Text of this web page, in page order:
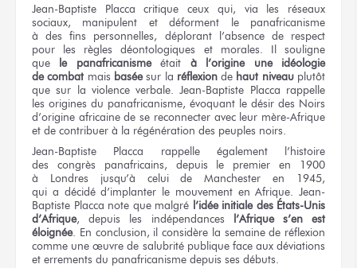
Jean-Baptiste Placca critique
ceux qui, via les réseaux
sociaux, manipulent et déforment
le panafricanisme
à des fins personnelles, déplorant l’absence de respect
pour les règles déontologiques et morales.
Il souligne
que le panafricanismeétait à l’origine
une idéologie
de combat mais basée sur la réflexion de haut niveauplutôt
que sur la violenceverbale. Jean-Baptiste Placca rappelle
les origines du panafricanisme, évoquant le désir des Noirs
d’origine africainede se reconnecter avec leur mère-Afrique
et de contribuer à la régénération des peuples noirs.
Jean-Baptiste Placca rappelleégalement l’histoire
des congrès panafricains, depuis le premier
en 1900
à Londres
jusqu’à celui de Manchester
en 1945,
qui a décidéd’implanter le mouvement en Afrique. Jean-
Baptiste Placca note que malgré l’idée initiale des États-Unis
d’Afrique, depuis les indépendances l’Afrique s’en est
éloignée. En conclusion, il considère la semaine de réflexion
comme une œuvre de salubritépublique face aux déviations
et errements du panafricanisme depuis ses débuts.